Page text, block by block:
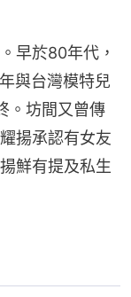
早於80年代，
與台灣模特兒
。坊間又曾傳
揚承認有女友
鮮有提及私生